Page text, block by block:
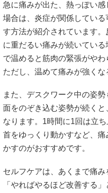
急に痛みが出た、熱っぽい
場合は、炎症が関係してい
す方法が紹介されています
に重だるい痛みが続いてい
で温めると筋肉の緊張がやわ
ただし、温めて痛みが強くな
また、デスクワーク中の姿
面をのぞき込む姿勢が続く
なります。1時間に1回は立
首をゆっくり動かすなど、
かすのがおすすめです。
セルフケアは、あくまで痛み
「やればやるほど改善する